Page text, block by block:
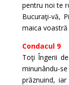
pentru noi te
Bucuraţi-vă,
maica
Condacul 9
Toţi Îngerii
minunându-
prăznuind,